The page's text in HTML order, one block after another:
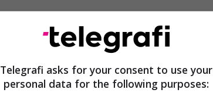
Telegrafi asks for your consent to use your
personal data for the following purposes: